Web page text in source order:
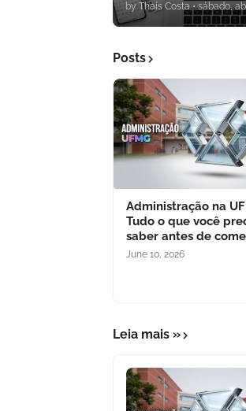
by Thaís Costa • sábado,
Posts
Administração na
Tudo o que você
saber antes de
June 10, 2026
Leia mais »